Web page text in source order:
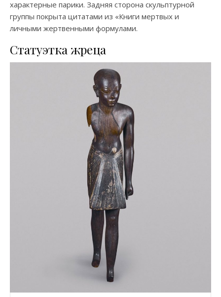
характерные парики. Задняя сторона скульптурной
группы покрыта цитатами из «Книги мертвых и
личными жертвенными формулами.
Статуэтка жреца